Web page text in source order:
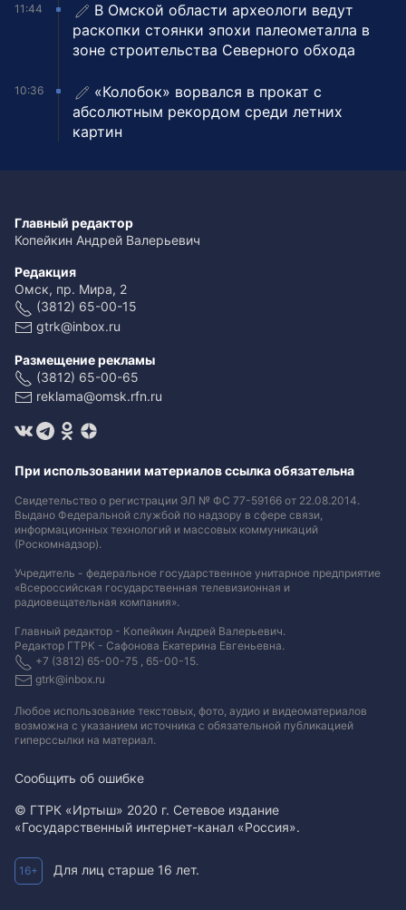
11:44
В Омской области археологи ведут
раскопки стоянки эпохи палеометалла в
зоне строительства Северного обхода
10:36
«Колобок» ворвался в прокат с
абсолютным рекордом среди летних
картин
Главный редактор
Копейкин Андрей Валерьевич
Редакция
Омск, пр. Мира, 2
(3812) 65-00-15
gtrk@inbox.ru
Размещение рекламы
(3812) 65-00-65
reklama@omsk.rfn.ru
При использовании материалов ссылка обязательна
Свидетельство о регистрации ЭЛ № ФС 77-59166 от 22.08.2014.
Выдано Федеральной службой по надзору в сфере связи,
информационных технологий и массовых коммуникаций
(Роскомнадзор).
Учредитель - федеральное государственное унитарное предприятие
«Всероссийская государственная телевизионная и
радиовещательная компания».
Главный редактор - Копейкин Андрей Валерьевич.
Редактор ГТРК - Сафонова Екатерина Евгеньевна.
+7 (3812) 65-00-75 , 65-00-15.
gtrk@inbox.ru
Любое использование текстовых, фото, аудио и видеоматериалов
возможна с указанием источника с обязательной публикацией
гиперссылки на материал.
Сообщить об ошибке
© ГТРК «Иртыш» 2020 г. Сетевое издание
«Государственный интернет-канал «Россия».
16+ Для лиц старше 16 лет.